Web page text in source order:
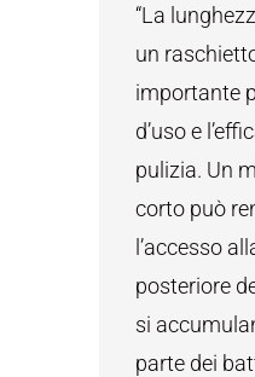
“La
un
importante
d’uso e
pulizia. Un
corto può
l’accesso
posteriore
si
parte dei